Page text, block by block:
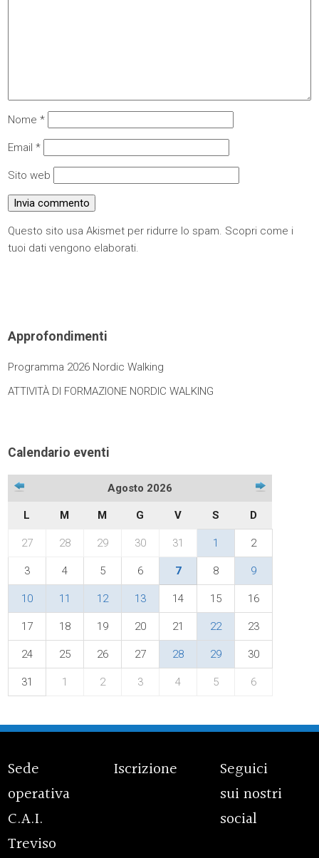
Nome*
Email*
Sito web
Questo sito usa Akismet per ridurre lo spam. Scopri come i
tuoi dati vengono elaborati.
Approfondimenti
Programma 2026 Nordic Walking
ATTIVITÀ DI FORMAZIONE NORDIC WALKING
Calendario eventi
Agosto 2026
L M M G V S D
27 28 29 30 31 1 2
3 4 5 6 7 8 9
10 11 12 13 14 15 16
17 18 19 20 21 22 23
24 25 26 27 28 29 30
31 1 2 3 4 5 6
Sede
operativa
C.A.I.
Treviso
Iscrizione
Seguici
sui nostri
social